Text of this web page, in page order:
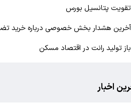
تقویت پتانسیل بورس
آخرین هشدار بخش خصوصی درباره خرید
باز تولید رانت در اقتصاد مسکن
اخبار